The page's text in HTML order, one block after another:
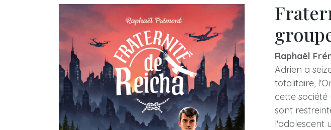
Raphaël
Adrien a
totalitaire,
cette société
sont
l'adolescent